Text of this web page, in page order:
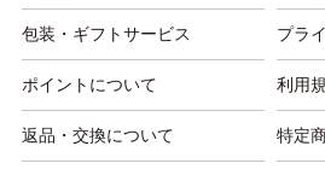
包装・ギフトサービス
ポイントについて
返品・交換について
プラ
利用
特定